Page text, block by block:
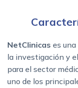
NetClinicas es
la investigación y
para el sector
uno de los